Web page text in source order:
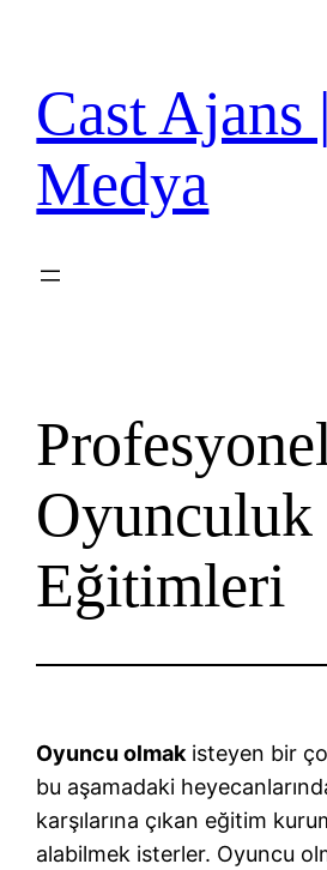
Cast Ajans
Medya
Oyunculuk
Eğitimleri
Oyuncu olmak isteyen bir
bu aşamadaki
karşılarına çıkan eğitim
alabilmek isterler. Oyuncu